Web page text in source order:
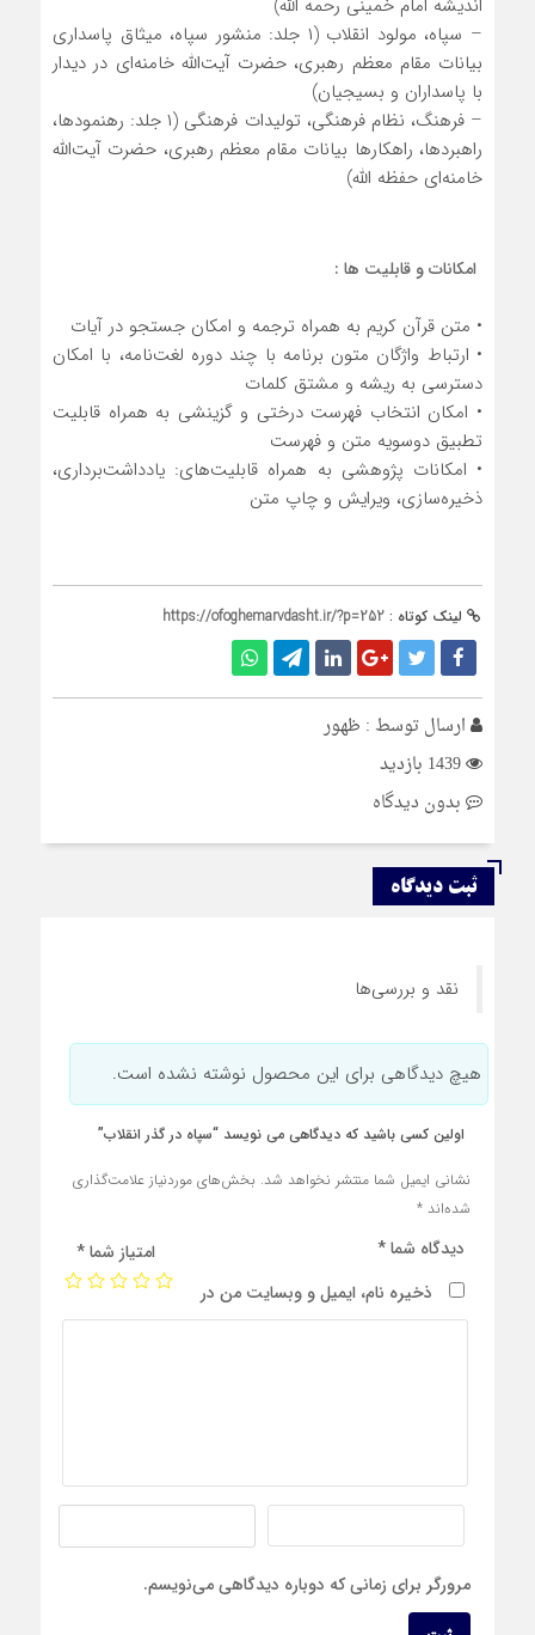
اندیشه امام خمینی رحمه الله)
– سپاه، مولود انقلاب (۱ جلد: منشور سپاه، میثاق پاسداری
بیانات مقام معظم رهبری، حضرت آیت‌اللهخامنه‌ای در دیدار
با پاسداران و بسیجیان)
– فرهنگ، نظام فرهنگی، تولیدات فرهنگی (۱ جلد: رهنمودها،
راهبردها، راهکارها بیانات مقام معظم رهبری، حضرت آیت‌الله
خامنه‌ای حفظه الله)
امکانات و قابلیت ها :
• متن قرآن كریم به همراه ترجمه و امكان جستجو در آیات
• ارتباط واژگان متون برنامه با چند دوره لغت‌نامه، با امکان
دسترسی به ریشه و مشتق کلمات
• امكان انتخاب فهرست درختی و گزینشی به همراه قابلیت
تطبیق دوسویه متن و فهرست
• امكانات پژوهشی به همراه قابلیت‌های: یادداشت‌برداری،
ذخیره‌سازی، ویرایش و چاپ متن
لینک کوتاه : https://ofoghemarvdasht.ir/?p=252
ارسال توسط : ظهور
بدون دیدگاه
ثبت دیدگاه
نقد و بررسی‌ها
هیچ دیدگاهی برای این محصول نوشته نشده است.
اولین کسی باشید که دیدگاهی می نویسد “سپاه در گذر انقلاب”
نشانی ایمیل شما منتشر نخواهد شد. بخش‌های موردنیاز علامت‌گذاری
شده‌اند *
امتیاز شما* دیدگاه شما*
ذخیره نام، ایمیل و وبسایت من در
مرورگر برای زمانی که دوباره دیدگاهی می‌نویسم.